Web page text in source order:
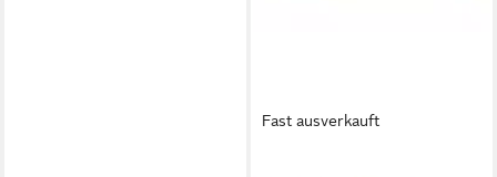
Fast ausverkauft